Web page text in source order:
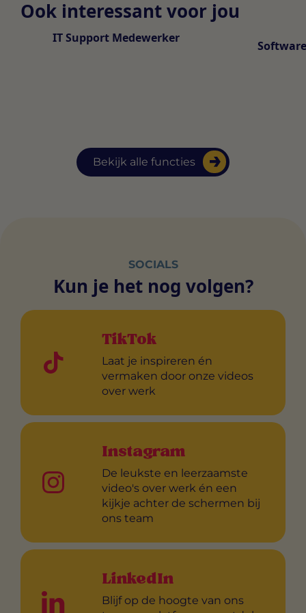
Ook interessant voor jou
Bekijk alle functies
IT Support Medewerker
SOCIALS
Kun je het nog volgen?
TikTok
Laat je inspireren én
vermaken door onze videos
over werk
Instagram
De leukste en leerzaamste
video's over werk én een
kijkje achter de schermen bij
ons team
LinkedIn
Blijf op de hoogte van ons